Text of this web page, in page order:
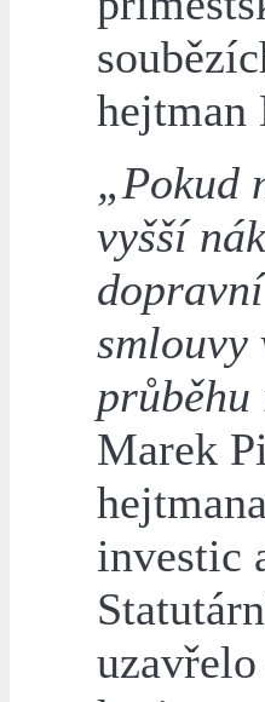
hejtman
„Pokud
vyšší
smlouvy
průběhu
Marek
investic